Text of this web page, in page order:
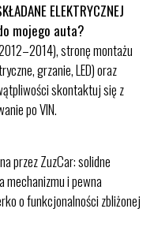
ELEKTRYCZNEJ
mojego auta?
stronę montażu
grzanie, LED) oraz
skontaktuj się z
po VIN.
przez ZuzCar: solidne
mechanizmu i pewna
o funkcjonalności zbliżonej